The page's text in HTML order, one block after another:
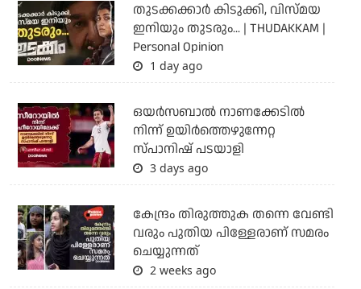
തുടക്കക്കാര്‍ കിടുക്കി, വിസ്മയ
ഇനിയും തുടരും... | THUDAKKAM |
Personal Opinion
1 day ago
ഒയര്‍സബാൽ നാണക്കേടിൽ
നിന്ന് ഉയിർത്തെഴുന്നേറ്റ
സ്പാനിഷ് പടയാളി
3 days ago
കേന്ദ്രം തിരുത്തുക തന്നെ വേണ്ടി
വരും പുതിയ പിള്ളേരാണ് സമരം
ചെയ്യുന്നത്
2 weeks ago